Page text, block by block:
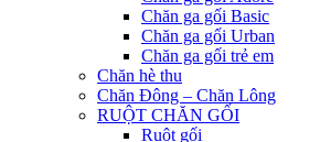
Chăn ga gối Basic
Chăn ga gối Urban
Chăn ga gối trẻ em
Chăn hè thu
Chăn Đông – Chăn Lông
RUỘT CHĂN GỐI
Ruột gối